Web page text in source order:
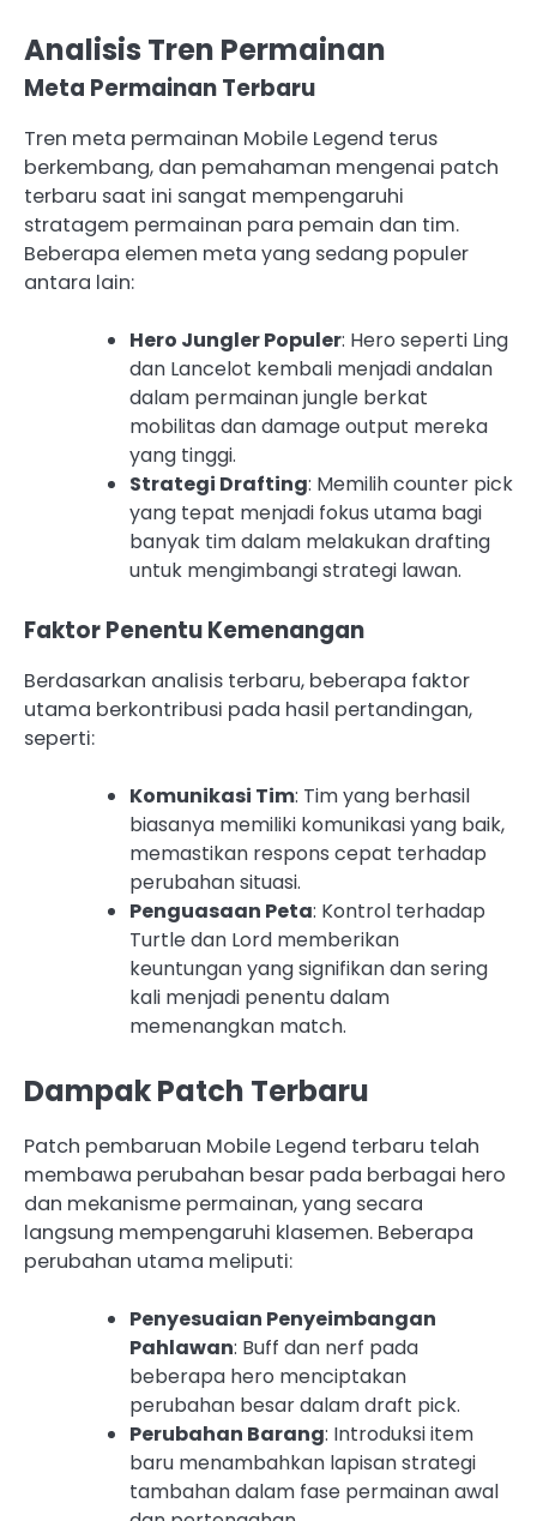
Analisis Tren Permainan
Meta Permainan Terbaru
Tren meta permainan Mobile Legend terus
berkembang, dan pemahaman mengenai patch
terbaru saat ini sangat mempengaruhi
stratagem permainan para pemain dan tim.
Beberapa elemen meta yang sedang populer
antara lain:
Hero Jungler Populer: Hero seperti Ling
dan Lancelot kembali menjadi andalan
dalam permainan jungle berkat
mobilitas dan damage output mereka
yang tinggi.
Strategi Drafting: Memilih counter pick
yang tepat menjadi fokus utama bagi
banyak tim dalam melakukan drafting
untuk mengimbangi strategi lawan.
Faktor Penentu Kemenangan
Berdasarkan analisis terbaru, beberapa faktor
utama berkontribusi pada hasil pertandingan,
seperti:
Komunikasi Tim: Tim yang berhasil
biasanya memiliki komunikasi yang baik,
memastikan respons cepat terhadap
perubahan situasi.
Penguasaan Peta: Kontrol terhadap
Turtle dan Lord memberikan
keuntungan yang signifikan dan sering
kali menjadi penentu dalam
memenangkan match.
Dampak Patch Terbaru
Patch pembaruan Mobile Legend terbaru telah
membawa perubahan besar pada berbagai hero
dan mekanisme permainan, yang secara
langsung mempengaruhi klasemen. Beberapa
perubahan utama meliputi:
Penyesuaian Penyeimbangan
Pahlawan: Buff dan nerf pada
beberapa hero menciptakan
perubahan besar dalam draft pick.
Perubahan Barang: Introduksi item
baru menambahkan lapisan strategi
tambahan dalam fase permainan awal